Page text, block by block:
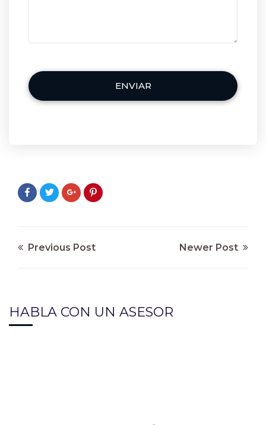
Previous Post Newer Post
HABLA CON UN ASESOR